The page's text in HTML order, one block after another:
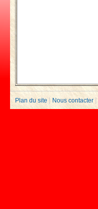
Plan du site Nous contacter